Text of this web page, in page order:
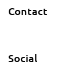
Contact
Social